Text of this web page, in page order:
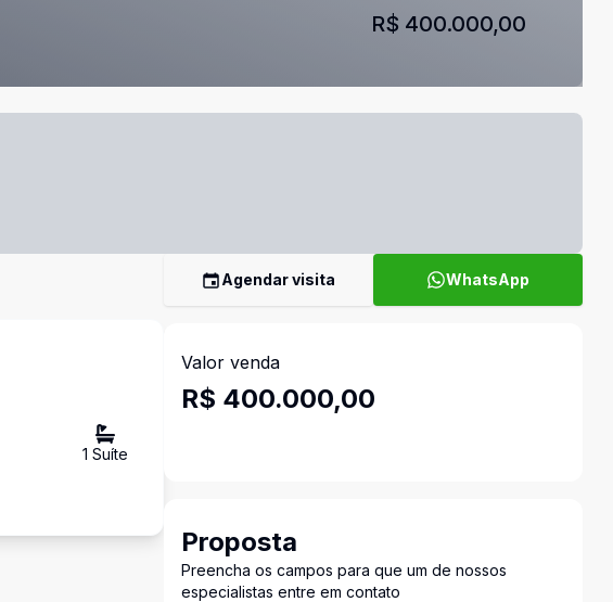
R$ 400.000,00
1 Suíte
Agendar visita WhatsApp
Valor venda
R$ 400.000,00
Proposta
Preencha os campos para que um de nossos
especialistas entre em contato